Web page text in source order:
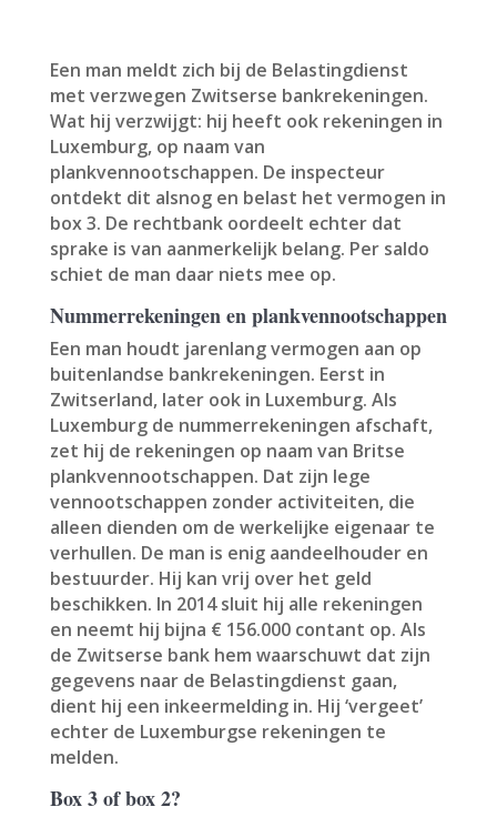
Een man meldt zich bij de Belastingdienst
met verzwegen Zwitserse bankrekeningen.
Wat hij verzwijgt: hij heeft ook rekeningen in
Luxemburg, op naam van
plankvennootschappen. De inspecteur
ontdekt dit alsnog en belast het vermogen in
box 3. De rechtbank oordeelt echter dat
sprake is van aanmerkelijk belang. Per saldo
schiet de man daar niets mee op.
Nummerrekeningen en plankvennootschappen
Een man houdt jarenlang vermogen aan op
buitenlandse bankrekeningen. Eerst in
Zwitserland, later ook in Luxemburg. Als
Luxemburg de nummerrekeningen afschaft,
zet hij de rekeningen op naam van Britse
plankvennootschappen. Dat zijn lege
vennootschappen zonder activiteiten, die
alleen dienden om de werkelijke eigenaar te
verhullen. De man is enig aandeelhouder en
bestuurder. Hij kan vrij over het geld
beschikken. In 2014 sluit hij alle rekeningen
en neemt hij bijna € 156.000 contant op. Als
de Zwitserse bank hem waarschuwt dat zijn
gegevens naar de Belastingdienst gaan,
dient hij een inkeermelding in. Hij ‘vergeet’
echter de Luxemburgse rekeningen te
melden.
Box 3 of box 2?